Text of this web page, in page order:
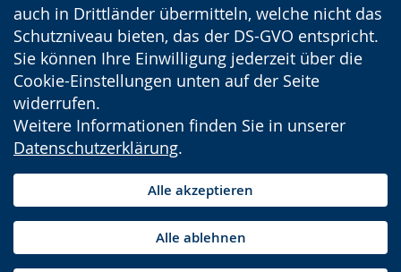
auch in Drittländer übermitteln, welche nicht das
Schutzniveau bieten, das der DS-GVO entspricht.
Sie können Ihre Einwilligung jederzeit über die
Cookie-Einstellungen unten auf der Seite
widerrufen.
Weitere Informationen finden Sie in unserer
Datenschutzerklärung.
Alle akzeptieren
Alle ablehnen